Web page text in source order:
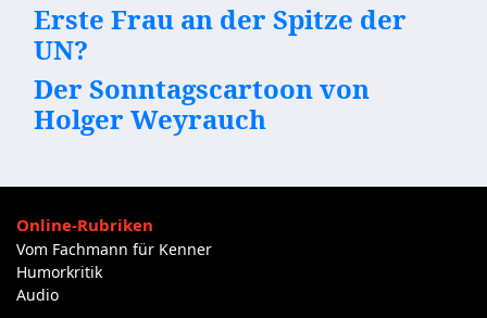
Erste Frau an der Spitze der
UN?
Der Sonntagscartoon von
Holger Weyrauch
Online-Rubriken
Vom Fachmann für Kenner
Humorkritik
Audio